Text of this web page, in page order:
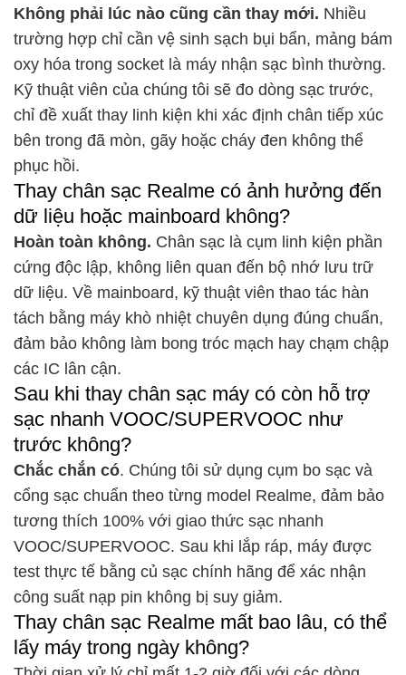
Không phải lúc nào cũng cần thay mới. Nhiều
trường hợp chỉ cần vệ sinh sạch bụi bẩn, mảng bám
oxy hóa trong socket là máy nhận sạc bình thường.
Kỹ thuật viên của chúng tôi sẽ đo dòng sạc trước,
chỉ đề xuất thay linh kiện khi xác định chân tiếp xúc
bên trong đã mòn, gãy hoặc cháy đen không thể
phục hồi.
Thay chân sạc Realme có ảnh hưởng đến
dữ liệu hoặc mainboard không?
Hoàn toàn không. Chân sạc là cụm linh kiện phần
cứng độc lập, không liên quan đến bộ nhớ lưu trữ
dữ liệu. Về mainboard, kỹ thuật viên thao tác hàn
tách bằng máy khò nhiệt chuyên dụng đúng chuẩn,
đảm bảo không làm bong tróc mạch hay chạm chập
các IC lân cận.
Sau khi thay chân sạc máy có còn hỗ trợ
sạc nhanh VOOC/SUPERVOOC như
trước không?
Chắc chắn có. Chúng tôi sử dụng cụm bo sạc và
cổng sạc chuẩn theo từng model Realme, đảm bảo
tương thích 100% với giao thức sạc nhanh
VOOC/SUPERVOOC. Sau khi lắp ráp, máy được
test thực tế bằng củ sạc chính hãng để xác nhận
công suất nạp pin không bị suy giảm.
Thay chân sạc Realme mất bao lâu, có thể
lấy máy trong ngày không?